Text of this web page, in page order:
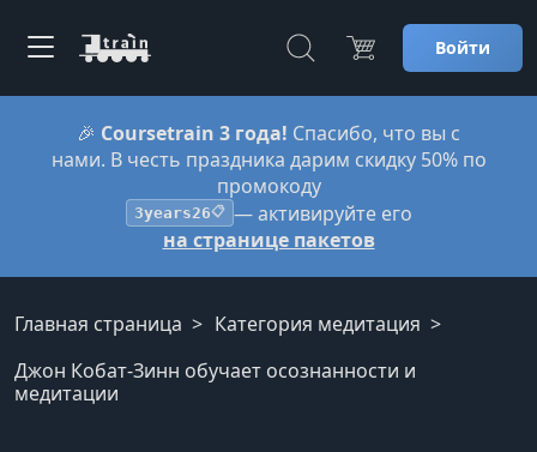
Войти
🎉 Coursetrain 3 года! Спасибо, что вы с
нами. В честь праздника дарим скидку 50% по
промокоду
3years26📋 — активируйте его
на странице пакетов
Главная страница
Категория медитация
Джон Кобат-Зинн обучает осознанности и
медитации